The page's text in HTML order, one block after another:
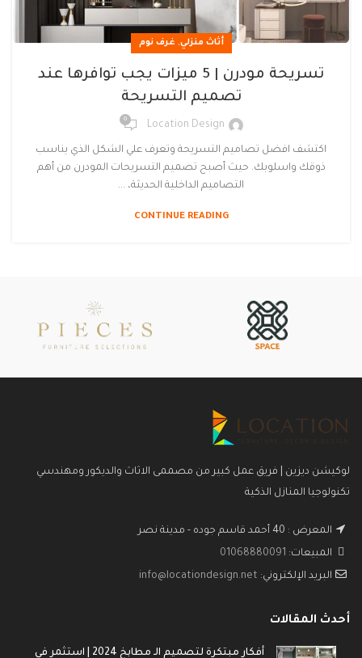
أثاث منزلي, غرف نوم
تسريحة مودرن | 5 ميزات يجب توافرها عند
تصميم التسريحة
Location Design
0
اكتشف افضل تصاميم التسريحة وتعرف علي الشكل الذي يناسب
ذوقك واسلوبك. حيث أصبح تصميم التسريحات المودرن من أهم
التصاميم الداخلية الحديثة، ...
CONTINUE READING
لوكيشن ديزين | فريق عمل كبير من مصممى الاثاث والديكور ومهندسي
تكنولوجيا المنازل الذكية
المعرض : 40 أحمد قاسم جوده - مدينة نصر
المبيعات: 01068880091
البريد الإلكتروني: info@locationdesign.net
أحدث المقالات
أفكار مبتكرة لتصميم الـ مطابخ 2024 | استثمر في